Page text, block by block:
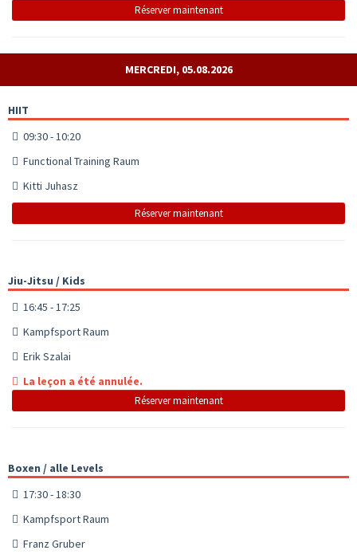
Réserver maintenant
MERCREDI, 05.08.2026
HIIT
09:30 - 10:20
Functional Training Raum
Kitti Juhasz
Réserver maintenant
Jiu-Jitsu / Kids
16:45 - 17:25
Kampfsport Raum
Erik Szalai
La leçon a été annulée.
Réserver maintenant
Boxen / alle Levels
17:30 - 18:30
Kampfsport Raum
Franz Gruber